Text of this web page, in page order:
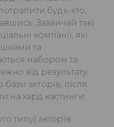
будь-хто,
Зазвичай такі
компанії, які
та
набором та
від результату
бази акторів, після
на хард кастинги.
типу) акторів